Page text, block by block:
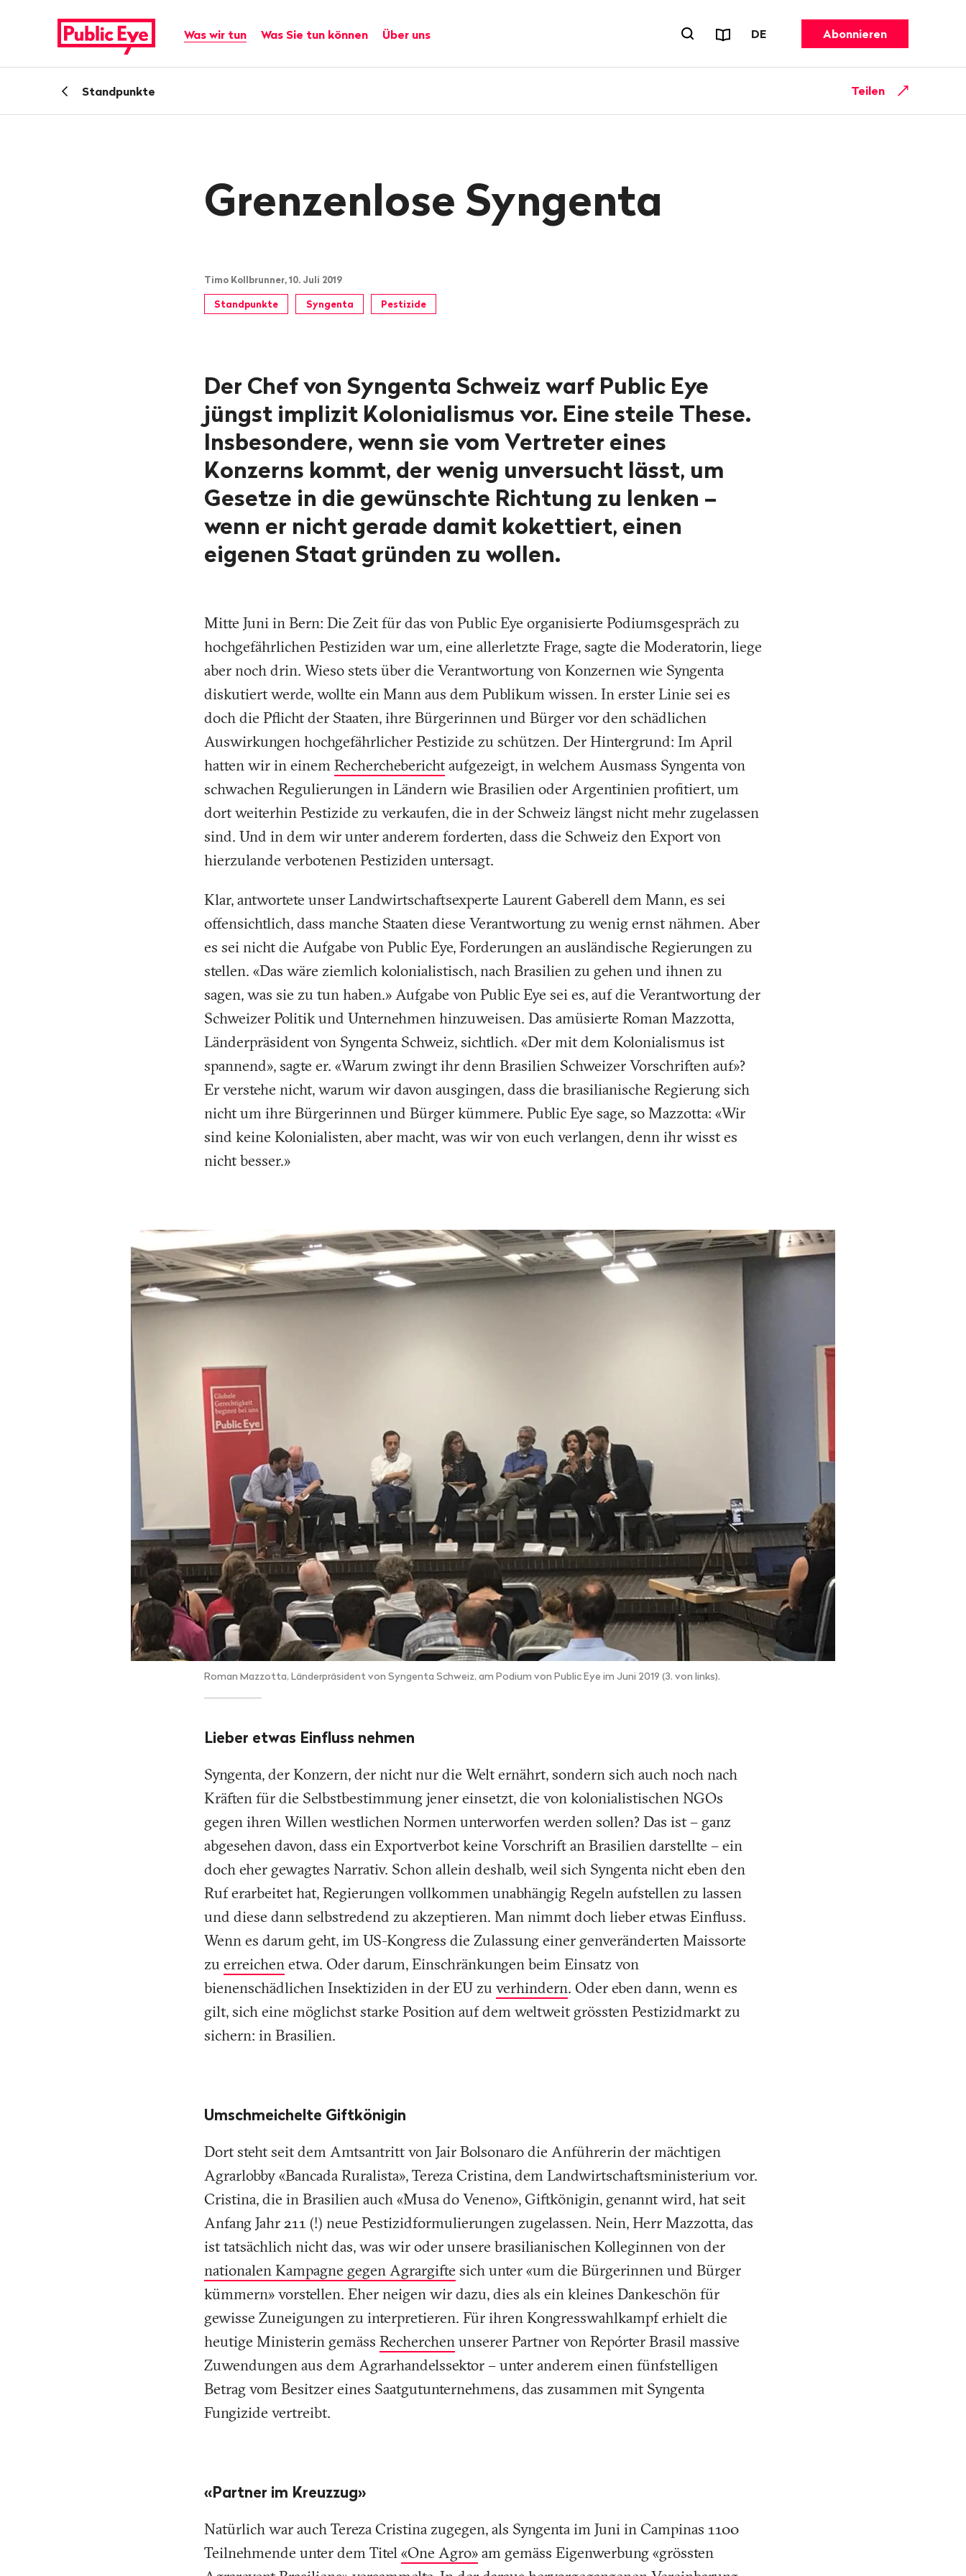
publiceye.ch
Hauptnavigation
Was wir tun Was Sie tun können Über uns Suchformular öffnen
Reports & Flyer
DESPRACHE WECHSELN. AKTUELL
Abonnieren
ZurückStandpunkte Teilen
Grenzenlose Syngenta
Timo Kollbrunner, 10. Juli 2019
Standpunkte Syngenta Pestizide
Der Chef von Syngenta Schweiz warf Public Eye
jüngst implizit Kolonialismus vor. Eine steile These.
Insbesondere, wenn sie vom Vertreter eines
Konzerns kommt, der wenig unversucht lässt, um
Gesetze in die gewünschte Richtung zu lenken –
wenn er nicht gerade damit kokettiert, einen
eigenen Staat gründen zu wollen.
Mitte Juni in Bern: Die Zeit für das von Public Eye organisierte Podiumsgespräch zu
hochgefährlichen Pestiziden war um, eine allerletzte Frage, sagte die Moderatorin, liege
aber noch drin. Wieso stets über die Verantwortung von Konzernen wie Syngenta
diskutiert werde, wollte ein Mann aus dem Publikum wissen. In erster Linie sei es
doch die Pflicht der Staaten, ihre Bürgerinnen und Bürger vor den schädlichen
Auswirkungen hochgefährlicher Pestizide zu schützen. Der Hintergrund: Im April
hatten wir in einemRechercheberichtaufgezeigt, in welchem Ausmass Syngenta von
schwachen Regulierungen in Ländern wie Brasilien oder Argentinien profitiert, um
dort weiterhin Pestizide zu verkaufen, die in der Schweiz längst nicht mehr zugelassen
sind. Und in dem wir unter anderem forderten, dass die Schweiz den Export von
hierzulande verbotenen Pestiziden untersagt.
Klar, antwortete unser Landwirtschaftsexperte Laurent Gaberell dem Mann, es sei
offensichtlich, dass manche Staaten diese Verantwortung zu wenig ernst nähmen. Aber
es sei nicht die Aufgabe von Public Eye, Forderungen an ausländische Regierungen zu
stellen. «Das wäre ziemlich kolonialistisch, nach Brasilien zu gehen und ihnen zu
sagen, was sie zu tun haben.» Aufgabe von Public Eye sei es, auf die Verantwortung der
Schweizer Politik und Unternehmen hinzuweisen. Das amüsierte Roman Mazzotta,
Länderpräsident von Syngenta Schweiz, sichtlich. «Der mit dem Kolonialismus ist
spannend», sagte er. «Warum zwingt ihr denn Brasilien Schweizer Vorschriften auf»?
Er verstehe nicht, warum wir davon ausgingen, dass die brasilianische Regierung sich
nicht um ihre Bürgerinnen und Bürger kümmere. Public Eye sage, so Mazzotta: «Wir
sind keine Kolonialisten, aber macht, was wir von euch verlangen, denn ihr wisst es
nicht besser.»
Roman Mazzotta, Länderpräsident von Syngenta Schweiz, am Podium von Public Eye im Juni 2019 (3. von links).
Lieber etwas Einfluss nehmen
Syngenta, der Konzern, der nicht nur die Welt ernährt, sondern sich auch noch nach
Kräften für die Selbstbestimmung jener einsetzt, die von kolonialistischen NGOs
gegen ihren Willen westlichen Normen unterworfen werden sollen? Das ist – ganz
abgesehen davon, dass ein Exportverbot keine Vorschrift an Brasilien darstellte – ein
doch eher gewagtes Narrativ. Schon allein deshalb, weil sich Syngenta nicht eben den
Ruf erarbeitet hat, Regierungen vollkommen unabhängig Regeln aufstellen zu lassen
und diese dann selbstredend zu akzeptieren. Man nimmt doch lieber etwas Einfluss.
Wenn es darum geht, im US-Kongress die Zulassung einer genveränderten Maissorte
zu erreichenetwa. Oder darum, Einschränkungen beim Einsatz von
bienenschädlichen Insektiziden in der EU zu verhindern. Oder eben dann, wenn es
gilt, sich eine möglichst starke Position auf dem weltweit grössten Pestizidmarkt zu
sichern: in Brasilien.
Umschmeichelte Giftkönigin
Dort steht seit dem Amtsantritt von Jair Bolsonaro die Anführerin der mächtigen
Agrarlobby «Bancada Ruralista», Tereza Cristina, dem Landwirtschaftsministerium vor.
Cristina, die in Brasilien auch «Musa do Veneno», Giftkönigin, genannt wird, hat seit
Anfang Jahr 211 (!) neue Pestizidformulierungen zugelassen. Nein, Herr Mazzotta, das
ist tatsächlich nicht das, was wir oder unsere brasilianischen Kolleginnen von der
nationalen Kampagne gegen Agrargifte sich unter «um die Bürgerinnen und Bürger
kümmern» vorstellen. Eher neigen wir dazu, dies als ein kleines Dankeschön für
gewisse Zuneigungen zu interpretieren. Für ihren Kongresswahlkampf erhielt die
heutige Ministerin gemäss Recherchenunserer Partner von Repórter Brasil massive
Zuwendungen aus dem Agrarhandelssektor – unter anderem einen fünfstelligen
Betrag vom Besitzer eines Saatgutunternehmens, das zusammen mit Syngenta
Fungizide vertreibt.
«Partner im Kreuzzug»
Natürlich war auch Tereza Cristina zugegen, als Syngenta im Juni in Campinas 1100
Teilnehmende unter dem Titel«One Agro»am gemäss Eigenwerbung «grössten